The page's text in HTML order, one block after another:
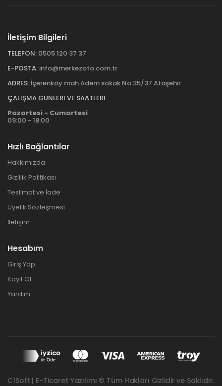
İletişim Bilgileri
TELEFON: 0505 120 37 37
E-POSTA: info@merkezoto.com.tr
ADRES: İçerenköy mah Adem sokak No:35/37 Ataşehir
ÇALIŞMA GÜNLERI VE SAATLERI:
Pazartesi - Cumartesi
09:00 - 18:00
Hızlı Bağlantılar
Hakkımızda
Gizlilik Politikası
Teslimat ve İade
Üyelik Sözleşmesi
İletişim
Hesabım
Giriş Yap
Kayıt Ol
Yardım
C1Soft | E-Ticaret Yazılımı © Tüm Hakları Gizlidir ve Saklıdır.